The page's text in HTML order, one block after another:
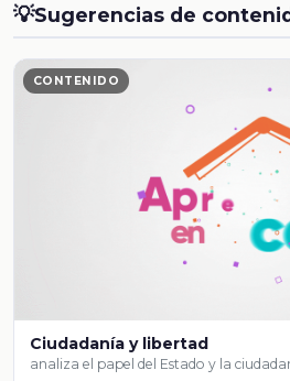
💡Sugerencias de
CONTENIDO
Ciudadanía y libertad
analiza el papel del Estado y la